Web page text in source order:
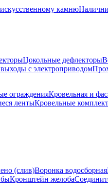
камню
Цокольные дефлекторы
с электроприводом
огражденияКровельная и
лентыКровельные
(слив)Воронка водосборная
Кронштейн желоба